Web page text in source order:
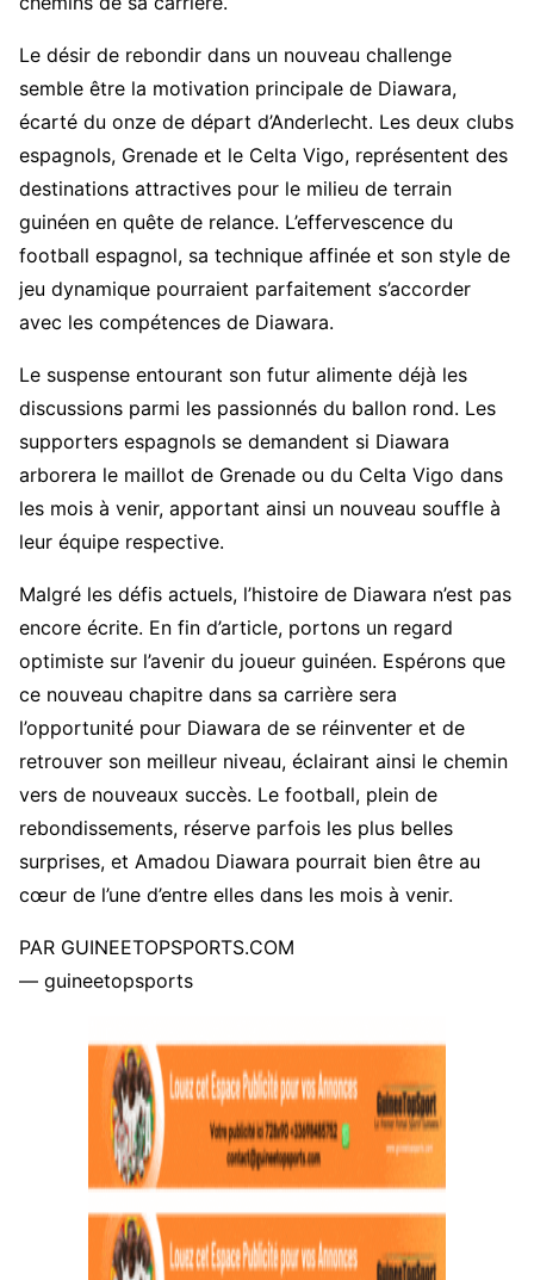
Le désir de rebondir dans un nouveau challenge
semble être la motivation principale de Diawara,
écarté du onze de départ d’Anderlecht. Les deux clubs
espagnols, Grenade et le Celta Vigo, représentent des
destinations attractives pour le milieu de terrain
guinéen en quête de relance. L’effervescence du
football espagnol, sa technique affinée et son style de
jeu dynamique pourraient parfaitement s’accorder
avec les compétences de Diawara.
Le suspense entourant son futur alimente déjà les
discussions parmi les passionnés du ballon rond. Les
supporters espagnols se demandent si Diawara
arborera le maillot de Grenade ou du Celta Vigo dans
les mois à venir, apportant ainsi un nouveau souffle à
leur équipe respective.
Malgré les défis actuels, l’histoire de Diawara n’est pas
encore écrite. En fin d’article, portons un regard
optimiste sur l’avenir du joueur guinéen. Espérons que
ce nouveau chapitre dans sa carrière sera
l’opportunité pour Diawara de se réinventer et de
retrouver son meilleur niveau, éclairant ainsi le chemin
vers de nouveaux succès. Le football, plein de
rebondissements, réserve parfois les plus belles
surprises, et Amadou Diawara pourrait bien être au
cœur de l’une d’entre elles dans les mois à venir.
PAR GUINEETOPSPORTS.COM
— guineetopsports